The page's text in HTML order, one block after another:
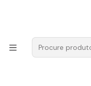
para
Produtores
Ode Winery Única